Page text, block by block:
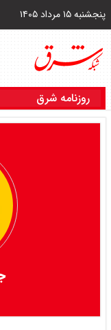
پنجشنبه ۱۵ مرداد ۱۴۰۵
روزنامه شرق